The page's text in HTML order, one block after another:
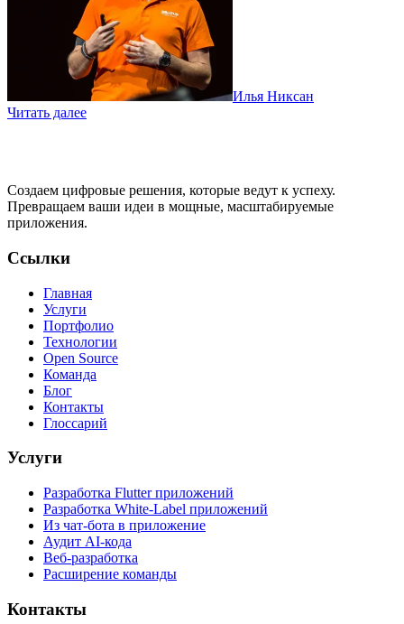
Илья Никсан
Читать далее
Создаем цифровые решения, которые ведут к успеху.
Превращаем ваши идеи в мощные, масштабируемые
приложения.
Ссылки
Главная
Услуги
Портфолио
Технологии
Open Source
Команда
Блог
Контакты
Глоссарий
Услуги
Разработка Flutter приложений
Разработка White-Label приложений
Из чат-бота в приложение
Аудит AI-кода
Веб-разработка
Расширение команды
Контакты